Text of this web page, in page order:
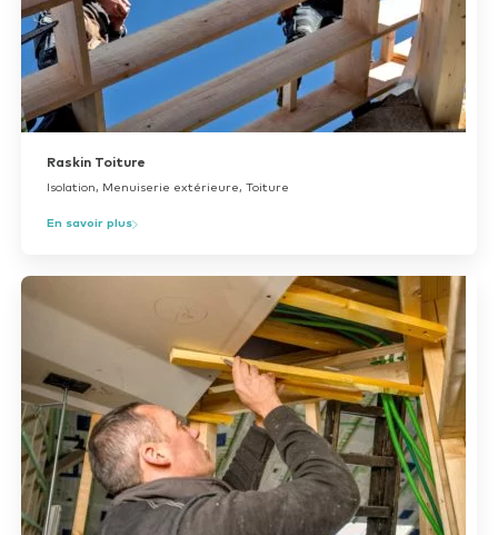
Raskin Toiture
Isolation, Menuiserie extérieure, Toiture
En savoir plus